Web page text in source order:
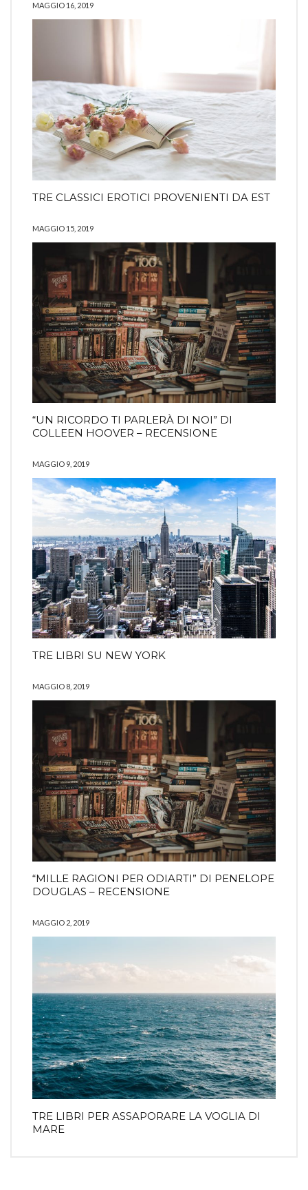
MAGGIO 16, 2019
TRE CLASSICI EROTICI PROVENIENTI DA EST
MAGGIO 15, 2019
“UN RICORDO TI PARLERÀ DI NOI” DI
COLLEEN HOOVER – RECENSIONE
MAGGIO 9, 2019
TRE LIBRI SU NEW YORK
MAGGIO 8, 2019
“MILLE RAGIONI PER ODIARTI” DI PENELOPE
DOUGLAS – RECENSIONE
MAGGIO 2, 2019
TRE LIBRI PER ASSAPORARE LA VOGLIA DI
MARE